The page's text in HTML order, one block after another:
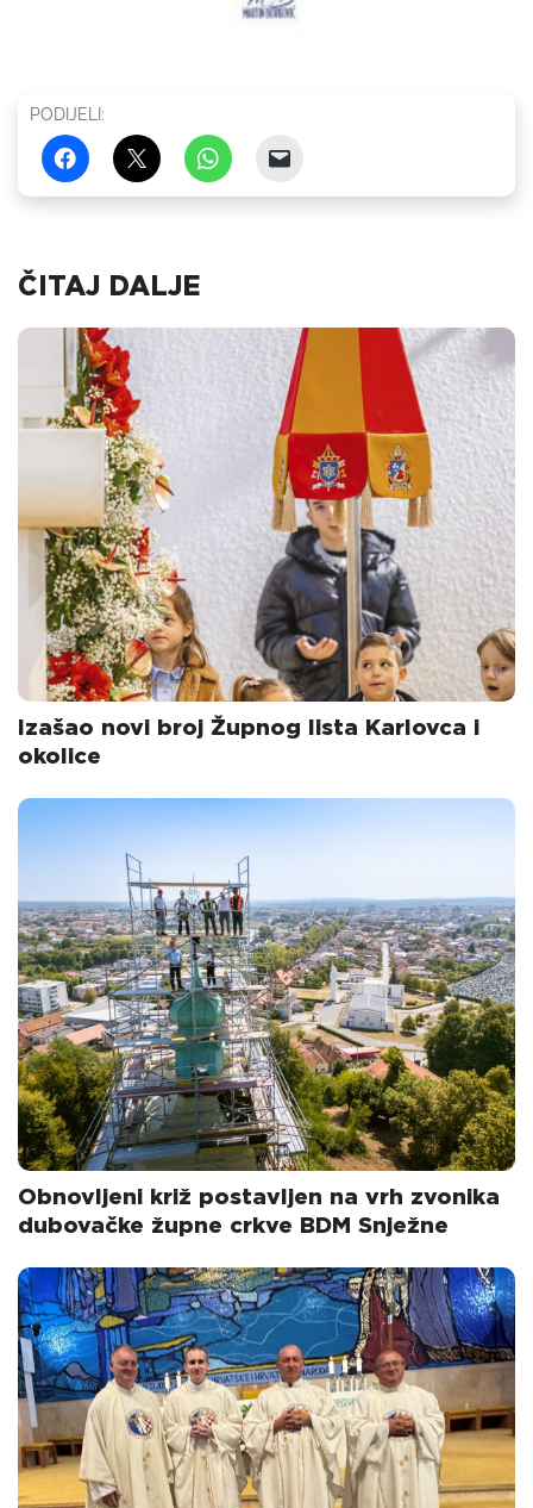
PODIJELI:
ČITAJ DALJE
Izašao novi broj Župnog lista Karlovca i
okolice
Obnovljeni križ postavljen na vrh zvonika
dubovačke župne crkve BDM Snježne